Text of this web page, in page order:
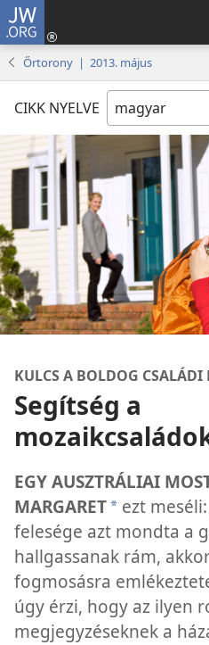
JW.ORG
Őrtorony | 2013. május
CIKK NYELVE
KULCS A BOLDOG CSALÁDI
Segítség a
EGY AUSZTRÁLIAI
MARGARET* ezt
felesége azt mondta a
hallgassanak rám,
fogmosásra
úgy érzi, hogy az ilyen
megjegyzéseknek a